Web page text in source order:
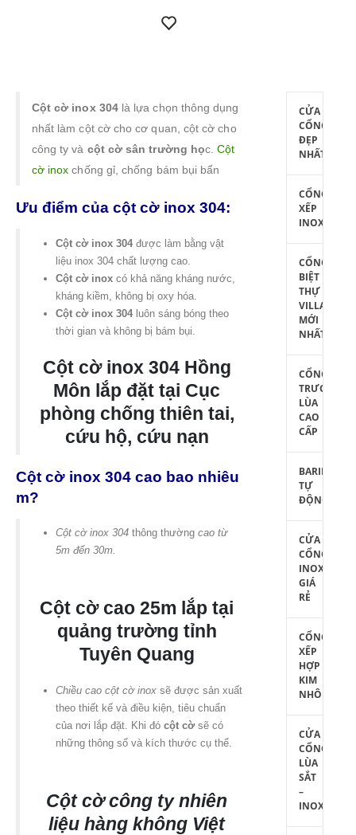
Cột cờ inox 304là lựa chọn thông dụng
nhất làm cột cờ cho cơ quan, cột cờ cho
công ty và cột cờ sân trường học.Cột
cờ inox chống gỉ, chống bám bụi bẩn
Ưu điểm của cột cờ inox 304:
Cột cờ inox 304được làm bằng vật
liệu inox 304 chất lượng cao.
Cột cờ inoxcó khả năng kháng nước,
kháng kiềm, không bị oxy hóa.
Cột cờ inox 304luôn sáng bóng theo
thời gian và không bị bám bụi.
Cột cờ inox 304 Hồng
Môn lắp đặt tại Cục
phòng chống thiên tai,
cứu hộ, cứu nạn
Cột cờ inox 304 cao bao nhiêu
m?
Cột cờ inox 304thông thường cao từ
5m đến 30m.
Cột cờ cao 25m lắp tại
quảng trường tỉnh
Tuyên Quang
Chiều cao cột cờ inoxsẽ được sản xuất
theo thiết kế và điều kiện, tiêu chuẩn
của nơi lắp đặt. Khi đó cột cờsẽ có
những thông số và kích thước cụ thể.
Cột cờ công ty nhiên
liệu hàng không Việt
CỬA
CỔNG
ĐẸP
NHẤT
CỔNG
XẾP
INOX
CỔNG
BIỆT
THỰ
VILLA
MỚI
NHẤT
CỔNG
TRƯỢT
LÙA
CAO
CẤP
BARIE
TỰ
ĐỘNG
CỬA
CỔNG
INOX
GIÁ
RẺ
CỔNG
XẾP
HỢP
KIM
NHÔM
CỬA
CỔNG
LÙA
SẮT
–
INOX